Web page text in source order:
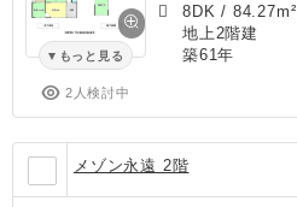
もっと見る
2人検討中
8DK / 84.27m²
地上2階建
築61年
メゾン永遠 2階